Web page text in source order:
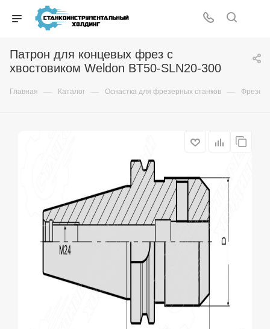
Патрон для концевых фрез с
хвостовиком Weldon BT50-SLN20-300
Главная — Каталог — Оснастка для фрезерных станков —